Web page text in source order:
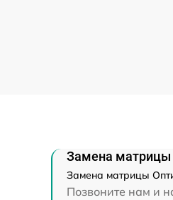
Замена матрицы
Замена матрицы
Позвоните нам и